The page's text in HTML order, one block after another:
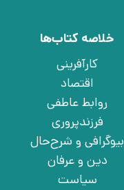
خلاصه کتاب‌ها
کارآفرینی
اقتصاد
روابط عاطفی
فرزندپروری
بیوگرافی و شرح‌حال
دین و عرفان
سیاست